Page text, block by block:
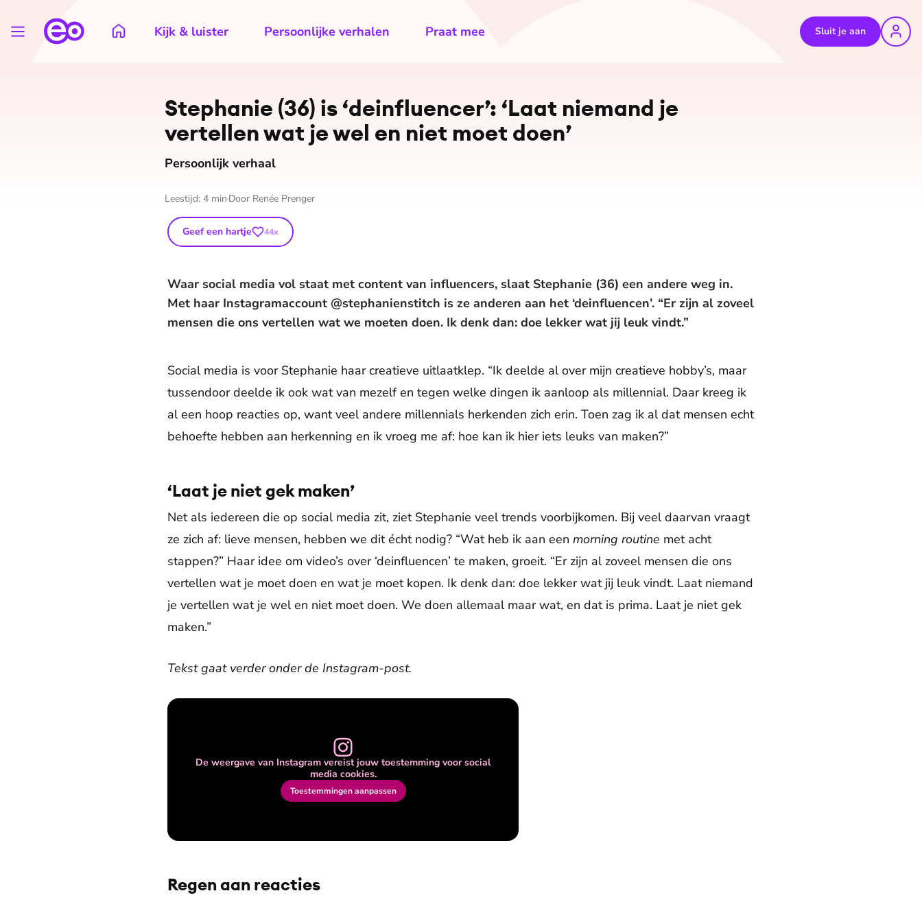
Kijk & luister Persoonlijke verhalen Praat mee Sluit je aan
Stephanie (36) is ‘deinfluencer’: ‘Laat niemand je
vertellen wat je wel en niet moet doen’
Persoonlijk verhaal
Leestijd: 4 min Door Renée Prenger
Geef een hartje 44x
Waar social media vol staat met content van influencers, slaat Stephanie (36) een andere weg in.
Met haar Instagramaccount @stephanienstitch is ze anderen aan het ‘deinfluencen’. “Er zijn al zoveel
mensen die ons vertellen wat we moeten doen. Ik denk dan: doe lekker wat jij leuk vindt.”
Social media is voor Stephanie haar creatieve uitlaatklep. “Ik deelde al over mijn creatieve hobby’s, maar
tussendoor deelde ik ook wat van mezelf en tegen welke dingen ik aanloop als millennial. Daar kreeg ik
al een hoop reacties op, want veel andere millennials herkenden zich erin. Toen zag ik al dat mensen echt
behoefte hebben aan herkenning en ik vroeg me af: hoe kan ik hier iets leuks van maken?”
‘Laat je niet gek maken’
Net als iedereen die op social media zit, ziet Stephanie veel trends voorbijkomen. Bij veel daarvan vraagt
ze zich af: lieve mensen, hebben we dit écht nodig? “Wat heb ik aan een morning routine met acht
stappen?” Haar idee om video’s over ‘deinfluencen’ te maken, groeit. “Er zijn al zoveel mensen die ons
vertellen wat je moet doen en wat je moet kopen. Ik denk dan: doe lekker wat jij leuk vindt. Laat niemand
je vertellen wat je wel en niet moet doen. We doen allemaal maar wat, en dat is prima. Laat je niet gek
maken.”
Tekst gaat verder onder de Instagram-post.
De weergave van Instagram vereist jouw toestemming voor social
media cookies.
Toestemmingen aanpassen
Regen aan reacties